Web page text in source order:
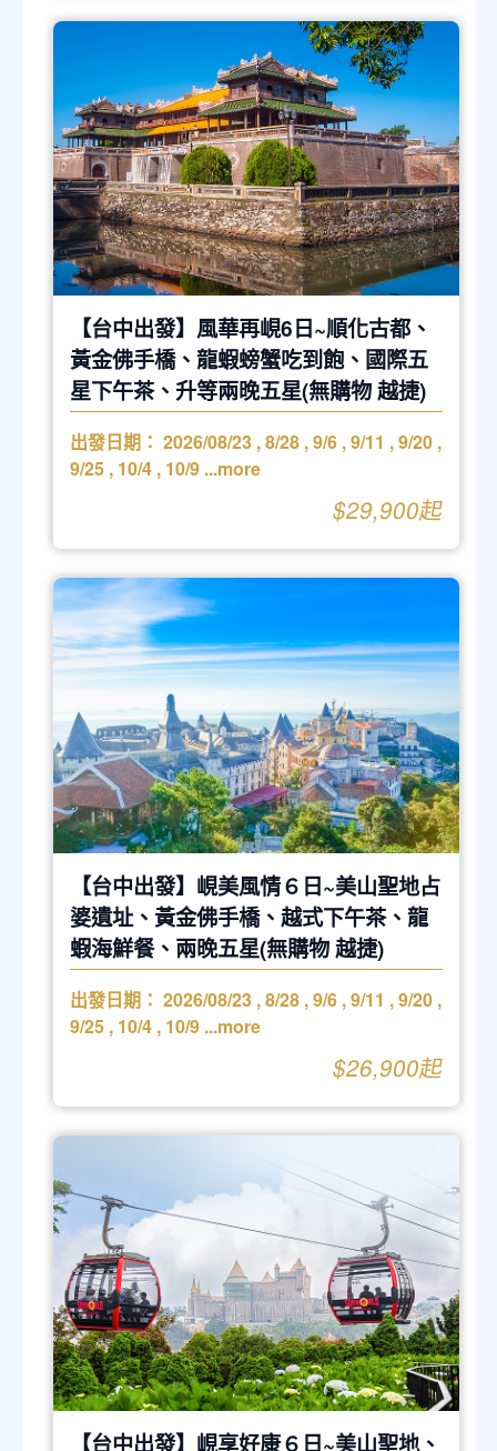
【台中出發】風華再峴6日~順化古都、
黃金佛手橋、龍蝦螃蟹吃到飽、國際五
星下午茶、升等兩晚五星(無購物 越捷)
出發日期：2026/08/23 ,8/28 ,9/6 ,9/11 ,9/20 ,
9/25 , 10/4 , 10/9 ...more
$29,900起
【台中出發】峴美風情６日~美山聖地占
婆遺址、黃金佛手橋、越式下午茶、龍
蝦海鮮餐、兩晚五星(無購物 越捷)
出發日期：2026/08/23 ,8/28 ,9/6 ,9/11 ,9/20 ,
9/25 , 10/4 , 10/9 ...more
$26,900起
【台中出發】峴享好康６日~美山聖地、